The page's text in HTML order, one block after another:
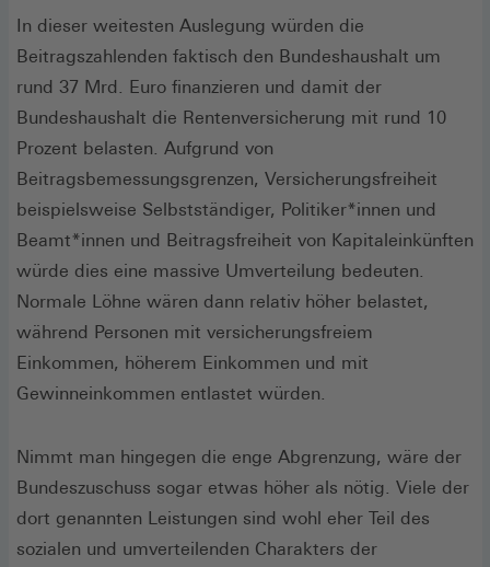
In dieser weitesten Auslegung würden die
Beitragszahlenden faktisch den Bundeshaushalt um
rund 37 Mrd. Euro finanzieren und damit der
Bundeshaushalt die Rentenversicherung mit rund 10
Prozent belasten. Aufgrund von
Beitragsbemessungsgrenzen, Versicherungsfreiheit
beispielsweise Selbstständiger, Politiker*innen und
Beamt*innen und Beitragsfreiheit von Kapitaleinkünften
würde dies eine massive Umverteilung bedeuten.
Normale Löhne wären dann relativ höher belastet,
während Personen mit versicherungsfreiem
Einkommen, höherem Einkommen und mit
Gewinneinkommen entlastet würden.
Nimmt man hingegen die enge Abgrenzung, wäre der
Bundeszuschuss sogar etwas höher als nötig. Viele der
dort genannten Leistungen sind wohl eher Teil des
sozialen und umverteilenden Charakters der